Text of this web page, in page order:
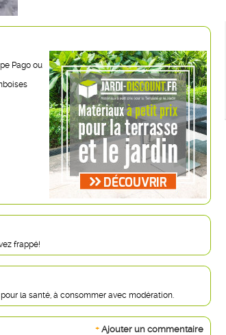
Pago ou
frappé!
pour la santé, à consommer avec modération.
+ Ajouter un commentaire